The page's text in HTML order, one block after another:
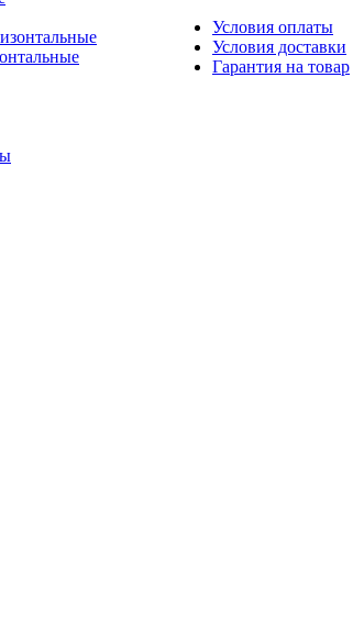
Условия оплаты
Условия доставки
Гарантия на товар